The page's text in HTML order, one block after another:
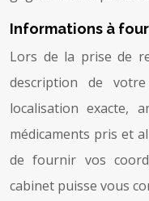
Informations à
Lors de la prise de
description de
localisation exacte,
médicaments pris et
de fournir vos
cabinet puisse vous